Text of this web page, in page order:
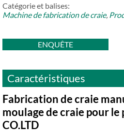
Catégorie et balises:
Machine de fabrication de craie,
ENQUÊTE
Caractéristiques
Fabrication de craie
moulage de craie pour
CO.LTD